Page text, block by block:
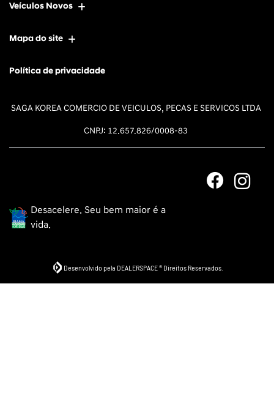
Veículos Novos
Mapa do site
Política de privacidade
SAGA KOREA COMERCIO DE VEICULOS, PECAS E SERVICOS LTDA
CNPJ: 12.657.826/0008-83
Desacelere. Seu bem maior é a
vida.
Desenvolvido pela DEALERSPACE ® Direitos Reservados.